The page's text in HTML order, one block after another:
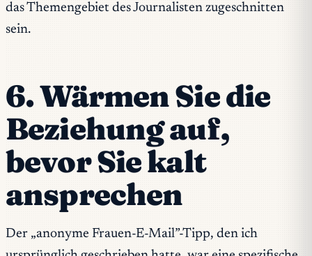
das Themengebiet des Journalisten zugeschnitten
sein.
6. Wärmen Sie die
Beziehung auf,
bevor Sie kalt
ansprechen
Der „anonyme Frauen-E-Mail”-Tipp, den ich